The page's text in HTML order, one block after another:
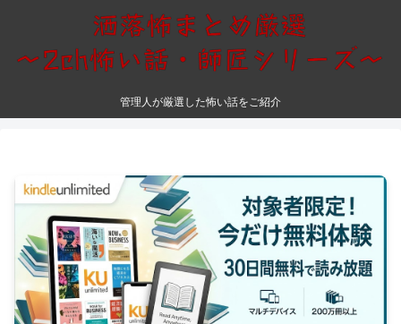
管理人が厳選した怖い話をご紹介